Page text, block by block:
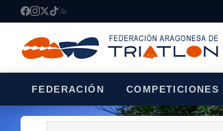
FEDERACIÓN COMPETICIONES